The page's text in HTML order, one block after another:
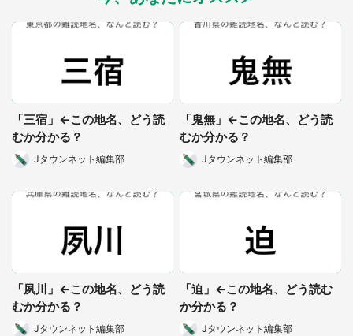
都道府選択
選択する
「三宿」←この地名、どう読
むか分かる？
Jタウンネット編集部
「鬼無」←この地名、どう読
むか分かる？
Jタウンネット編集部
「夙川」←この地名、どう読
むか分かる？
Jタウンネット編集部
「迫」←この地名、どう読む
か分かる？
Jタウンネット編集部